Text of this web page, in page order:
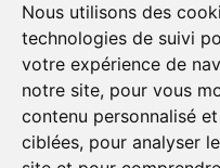
Nous utilisons des
technologies de suivi
votre expérience de
notre site, pour vous
contenu personnalisé
ciblées, pour analyser
repliés avec sous-
minimum est 180
maximum est 390
à la largeur
telle qu’indiquée